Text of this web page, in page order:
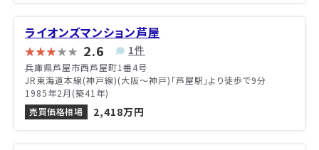
ライオンズマンション芦屋
2.6 1件
兵庫県芦屋市西芦屋町1番4号
JR東海道本線(神戸線)(大阪～神戸)「芦屋駅」より徒歩で9分
1985年2月(築41年)
売買価格相場
2,418万円